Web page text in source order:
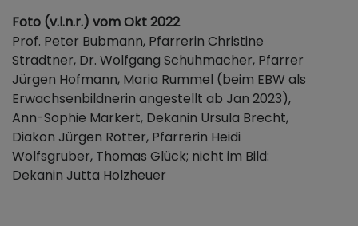
Foto (v.l.n.r.) vom Okt 2022
Prof. Peter Bubmann, Pfarrerin Christine
Stradtner, Dr. Wolfgang Schuhmacher, Pfarrer
Jürgen Hofmann, Maria Rummel (beim EBW als
Erwachsenbildnerin angestellt ab Jan 2023),
Ann-Sophie Markert, Dekanin Ursula Brecht,
Diakon Jürgen Rotter, Pfarrerin Heidi
Wolfsgruber, Thomas Glück; nicht im Bild:
Dekanin Jutta Holzheuer